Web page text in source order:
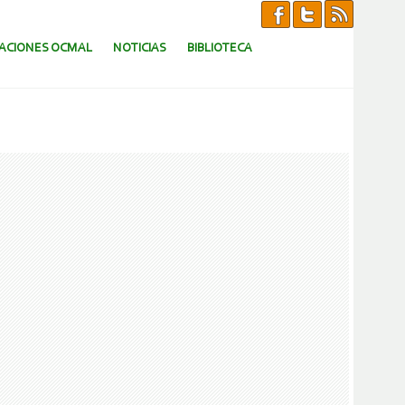
OCMAL NOTICIAS BIBLIOTECA